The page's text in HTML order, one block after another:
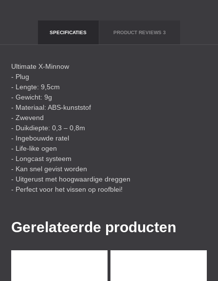
SPECIFICATIES PRODUCT REVIEWS 3
Ultimate X-Minnow
- Plug
- Lengte: 9,5cm
- Gewicht: 9g
- Materiaal: ABS-kunststof
- Zwevend
- Duikdiepte: 0,3 – 0,8m
- Ingebouwde ratel
- Life-like ogen
- Longcast systeem
- Kan snel gevist worden
- Uitgerust met hoogwaardige dreggen
- Perfect voor het vissen op roofblei!
Gerelateerde producten